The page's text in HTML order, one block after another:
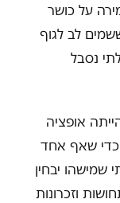
על כושר
לב לגוף
נסבל
אופציה
כדי שאף אחד
שמישהו יבחין
וזכרונות